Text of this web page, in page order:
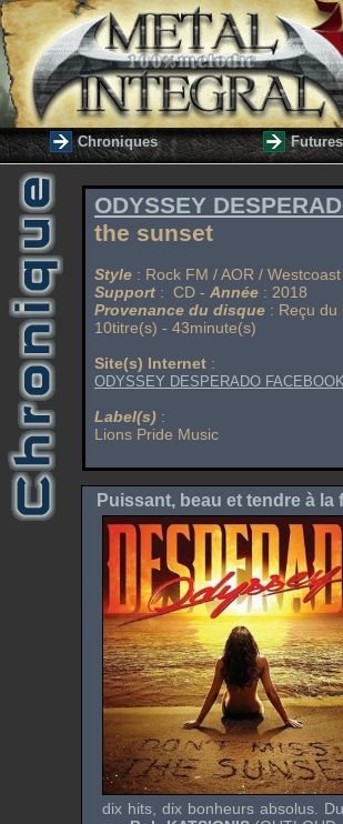
Chroniques
ODYSSEY
the sunset
Style : Rock FM / AOR / Westcoast
Support : CD - Année : 2018
Provenance du disque : Reçu du
10titre(s) - 43minute(s)
Site(s) Internet :
ODYSSEY DESPERADO FACEBOOK
Label(s) :
Lions Pride Music
Puissant, beau et tendre à
dix hits, dix bonheurs absolus.